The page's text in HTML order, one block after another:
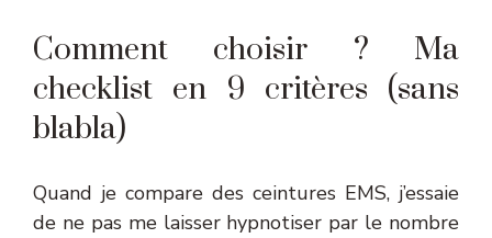
Comment choisir ? Ma
checklist en 9 critères (sans
blabla)
Quand je compare des ceintures EMS, j’essaie
de ne pas me laisser hypnotiser par le nombre